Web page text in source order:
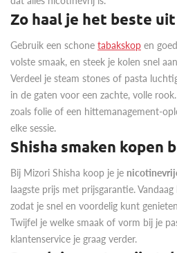
Zo haal je het beste
Gebruik een schone tabakskop en
volste smaak, en steek je kolen snel
Verdeel je steam stones of pasta
in de gaten voor een zachte, volle
zoals folie of een hittemanagement-
elke sessie.
Shisha smaken kopen
Bij Mizori Shisha koop je je
laagste prijs met prijsgarantie.
zodat je snel en voordelig kunt
Twijfel je welke smaak of vorm bij je
klantenservice je graag verder.